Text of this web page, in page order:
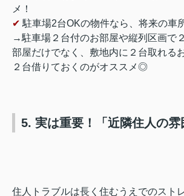
メ！
✔ 駐車場2台OKの物件なら、将来の車
→駐車場２台付のお部屋や縦列区画で
部屋だけでなく、敷地内に２台取れる
２台借りておくのがオススメ◎
5. 実は重要！「近隣住人の雰
住人トラブルは長く住むうえでのスト